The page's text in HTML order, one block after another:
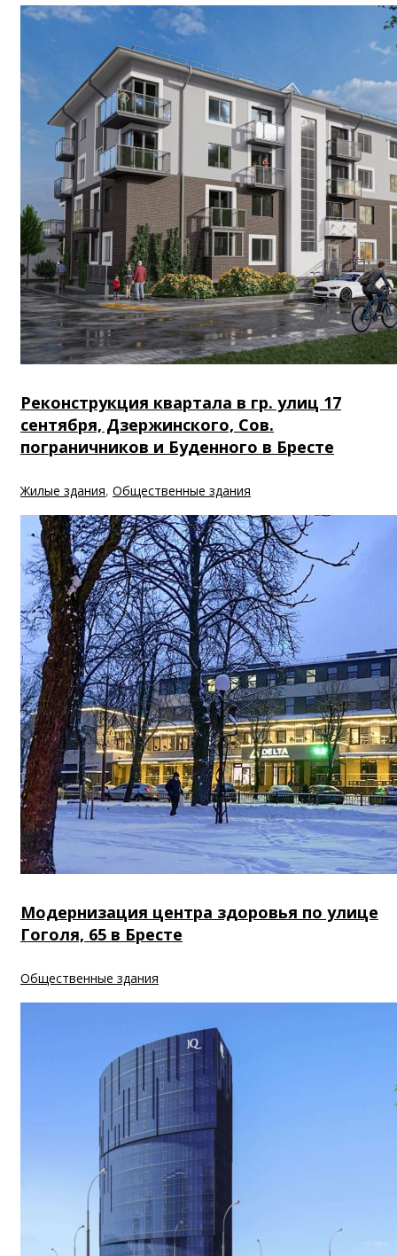
Реконструкция квартала в гр. улиц 17
сентября, Дзержинского, Сов.
пограничников и Буденного в Бресте
Жилые здания, Общественные здания
Модернизация центра здоровья по улице
Гоголя, 65 в Бресте
Общественные здания